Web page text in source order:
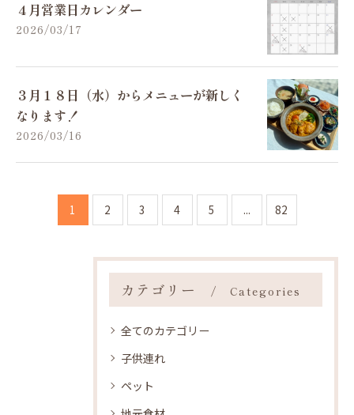
４月営業日カレンダー
2026/03/17
３月１８日（水）からメニューが新しく
なります！
2026/03/16
1 2 3 4 5 ... 82
カテゴリー Categories
全てのカテゴリー
子供連れ
ペット